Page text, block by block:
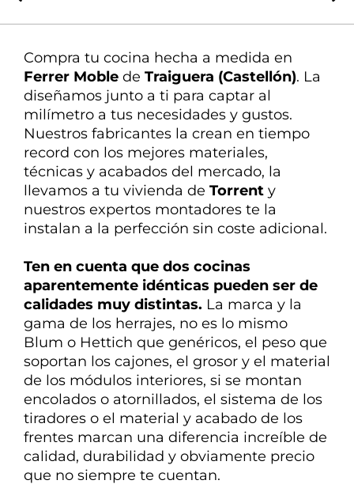
La mejor atención
decoración te ayuda en todo
Compra tu cocina hecha a medida en
Ferrer Moble de Traiguera (Castellón). La
diseñamos junto a ti para captar al
milímetro a tus necesidades y gustos.
Nuestros fabricantes la crean en tiempo
record con los mejores materiales,
técnicas y acabados del mercado, la
llevamos a tu vivienda de Torrent y
nuestros expertos montadores te la
instalan a la perfección sin coste adicional.
Ten en cuenta que dos cocinas
aparentemente idénticas pueden ser de
calidades muy distintas. La marca y la
gama de los herrajes, no es lo mismo
Blum o Hettich que genéricos, el peso que
soportan los cajones, el grosor y el material
de los módulos interiores, si se montan
encolados o atornillados, el sistema de los
tiradores o el material y acabado de los
frentes marcan una diferencia increíble de
calidad, durabilidad y obviamente precio
que no siempre te cuentan.